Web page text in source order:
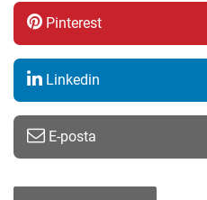
Pinterest
Linkedin
E-posta